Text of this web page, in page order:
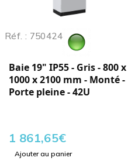
Réf. : 750424
Baie 19" IP55 - Gris - 800 x
1000 x 2100 mm - Monté -
Porte pleine - 42U
1 861,65€
Ajouter au panier